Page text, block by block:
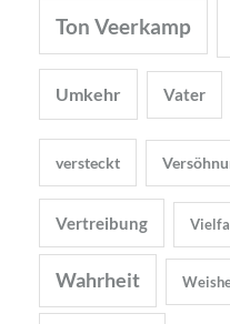
Ton Veerkamp
Umkehr Vater
versteckt
Vertreibung
Wahrheit